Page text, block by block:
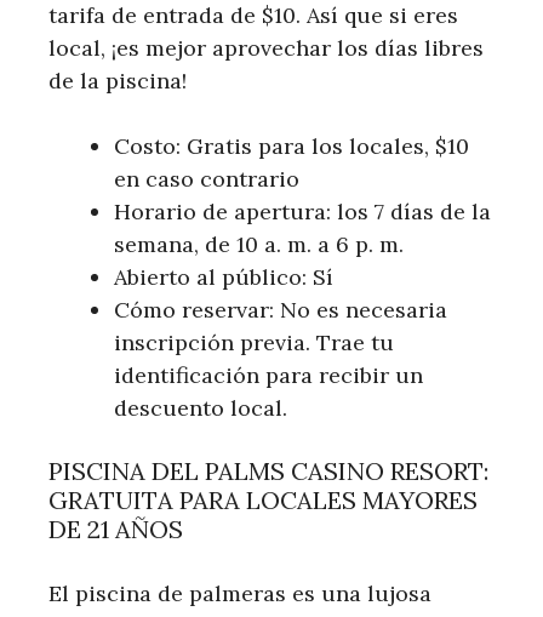
tarifa de entrada de $10. Así que si eres
local, ¡es mejor aprovechar los días libres
de la piscina!
Costo: Gratis para los locales, $10
en caso contrario
Horario de apertura: los 7 días de la
semana, de 10 a. m. a 6 p. m.
Abierto al público: Sí
Cómo reservar: No es necesaria
inscripción previa. Trae tu
identificación para recibir un
descuento local.
PISCINA DEL PALMS CASINO RESORT:
GRATUITA PARA LOCALES MAYORES
DE 21 AÑOS
El piscina de palmeras es una lujosa